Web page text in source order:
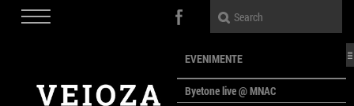
EVENIMENTE
Byetone live @ MNAC